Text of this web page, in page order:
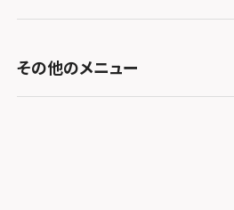
スマホスピタル テルル新越
スマホスピタル テルル草加花
スマホスピタル テルル東川
スマホスピタル 大府
スマホスピタル 西枇杷島
スマホスピタルイオンタウン
スマホスピタル福岡天神
スマホスピタル熊本下通
スマホスピタル GODOモバ
お知らせ
iPhone修理メニュー
その他のメニュー